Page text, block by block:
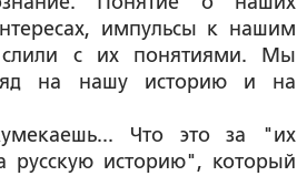
импульсы к нашим
с их понятиями. Мы
на нашу историю и на
Что это за "их
русскую историю", который